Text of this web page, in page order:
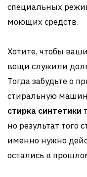
специальных
моющих средств.
Хотите, чтобы
вещи служили
Тогда забудьте о
стиральную
стирка синтетики
но результат того
именно нужно
остались в